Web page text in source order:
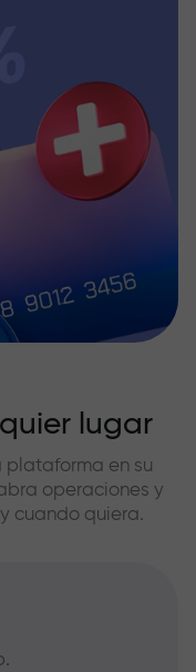
lugar
en su
operaciones y
cuando quiera.